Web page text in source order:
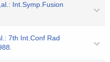
Int.Symp.Fusion
7th Int.Conf Rad